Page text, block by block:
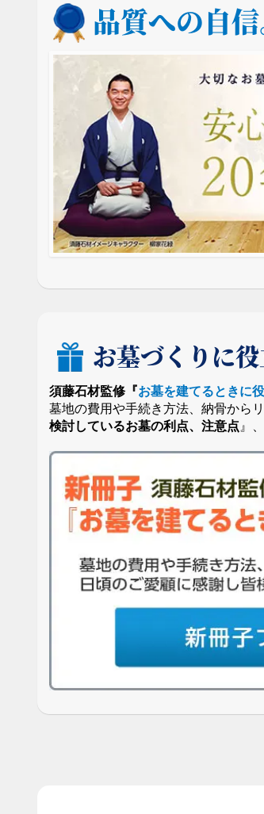
品質への自信
お墓づくりに
須藤石材監修『お墓を建てるときに
墓地の費用や手続き方法、納骨から
検討しているお墓の利点、注意点 』